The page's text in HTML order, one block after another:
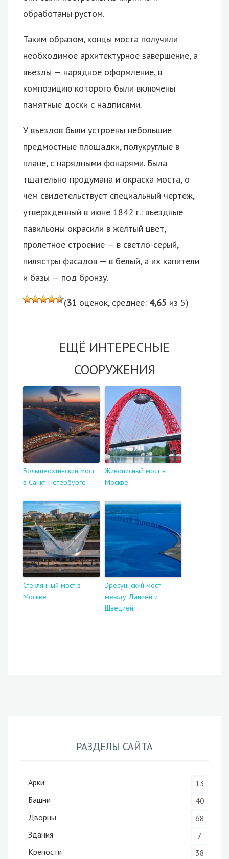
обработаны рустом.
Таким образом, концы моста получили
необходимое архитектурное завершение, а
въезды — нарядное оформление, в
композицию которого были включены
памятные доски с надписями.
У въездов были устроены небольшие
предмостные площадки, полукруглые в
плане, с нарядными фонарями. Была
тщательно продумана и окраска моста, о
чем свидетельствует специальный чертеж,
утвержденный в июне 1842 г.: въездные
павильоны окрасили в желтый цвет,
пролетное строение — в светло-серый,
пилястры фасадов — в белый, а их капители
и базы — под бронзу.
(31 оценок, среднее: 4,65 из 5)
ЕЩЁ ИНТЕРЕСНЫЕ
СООРУЖЕНИЯ
Большеохтинский мост
в Санкт-Петербурге
Живописный мост в
Москве
Стеклянный мост в
Москве
Эресуннский мост
между Данией и
Швецией
РАЗДЕЛЫ САЙТА
Арки
13
Башни
40
Дворцы
68
Здания
7
Крепости
38